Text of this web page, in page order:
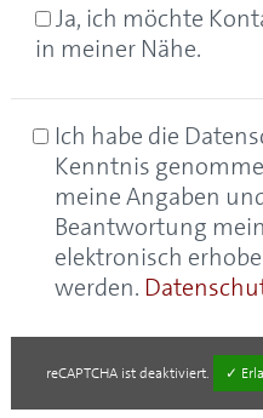
Ja, ich möchte
in meiner Nähe.
Ich habe die
Kenntnis
meine Angaben
Beantwortung
elektronisch
werden.
reCAPTCHAist deaktiviert. ✓